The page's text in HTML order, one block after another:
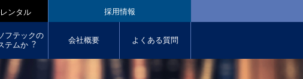
ンタル 採用情報
フテックの
テムか︖
会社概要 よくある質問